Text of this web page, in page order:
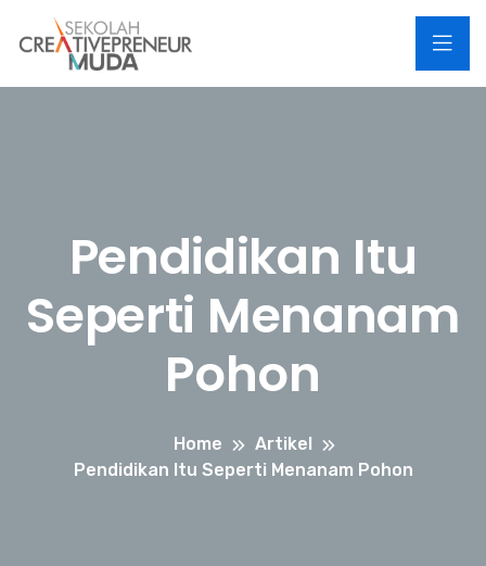
Pendidikan Itu
Seperti Menanam
Pohon
Home
Artikel
Pendidikan Itu Seperti Menanam Pohon